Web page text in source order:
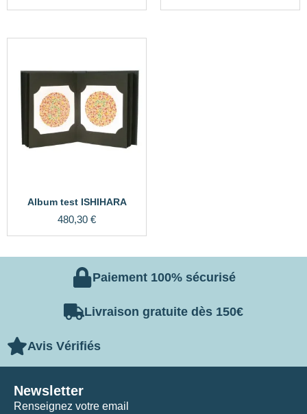
Album test ISHIHARA
480,30 €
Paiement 100% sécurisé
Livraison gratuite dès 150€
Avis Vérifiés
Renseignez votre email
Newsletter